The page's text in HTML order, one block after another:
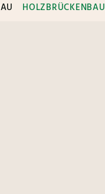
HOLZBRÜCKENBAU